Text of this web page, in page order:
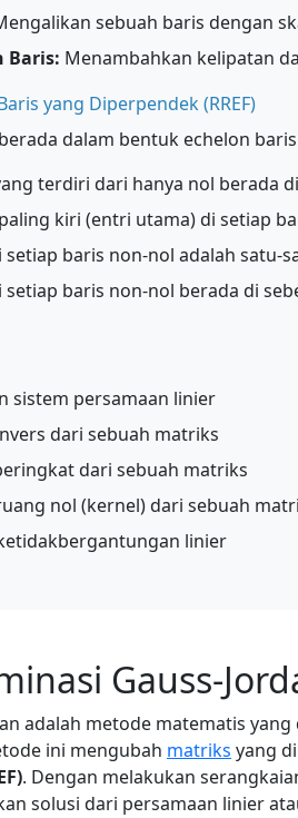
sebuah baris dengan
Baris: Menambahkan kelipatan
yang Diperpendek (RREF)
dalam bentuk echelon
terdiri dari hanya nol berada
kiri (entri utama) di setiap
setiap baris non-nol adalah satu-
setiap baris non-nol berada di
sistem persamaan linier
dari sebuah matriks
dari sebuah matriks
nol (kernel) dari sebuah
linier
Gauss-
adalah metode matematis
ini mengubah matriks yang
. Dengan melakukan
solusi dari persamaan linier